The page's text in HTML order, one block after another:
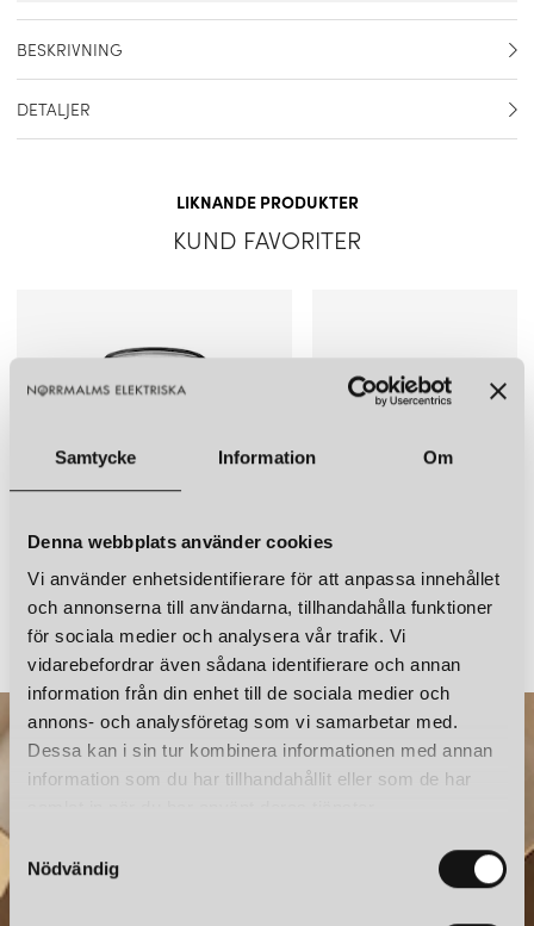
Samtycke Information Om
Denna webbplats använder cookies
Vi använder enhetsidentifierare för att anpassa innehållet
och annonserna till användarna, tillhandahålla funktioner
för sociala medier och analysera vår trafik. Vi
vidarebefordrar även sådana identifierare och annan
information från din enhet till de sociala medier och
annons- och analysföretag som vi samarbetar med.
Dessa kan i sin tur kombinera informationen med annan
information som du har tillhandahållit eller som de har
S
Nödvändig
BESKRIVNING
bordslampan Miss K.
DETALJER
Nej
LIKNANDE PRODUKTER
KUND FAVORITER
FLOS
SKÄRM TILL MISS K SILVER
2 550 kr
FLOS
GLO-BALL MINI
1 215 kr